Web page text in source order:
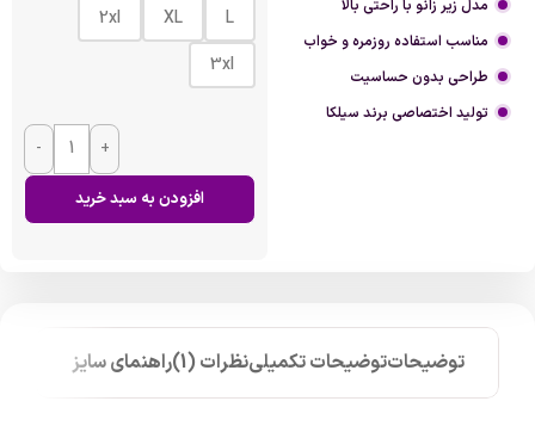
مدل زیر زانو با راحتی بالا
مناسب استفاده روزمره و خواب
طراحی بدون حساسیت
تولید اختصاصی برند سیلکا
L
XL
2xl
3xl
- +
افزودن به سبد خرید
توضیحاتتوضیحات تکمیلینظرات (1) راهنمای سایز